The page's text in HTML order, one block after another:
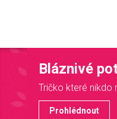
Bláznivé
Tričko které nikdo
Prohlédnout